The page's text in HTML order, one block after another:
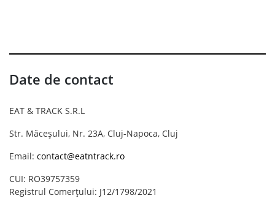
Date de contact
EAT & TRACK S.R.L
Str. Măceșului, Nr. 23A, Cluj-Napoca, Cluj
Email: contact@eatntrack.ro
CUI: RO39757359
Registrul Comerțului: J12/1798/2021